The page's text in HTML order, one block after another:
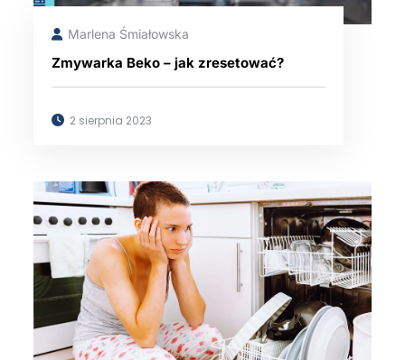
Marlena Śmiałowska
Zmywarka Beko – jak zresetować?
2 sierpnia 2023